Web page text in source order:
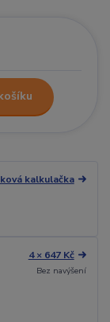
kalkulačka
4 × 647 Kč
Bez navýšení